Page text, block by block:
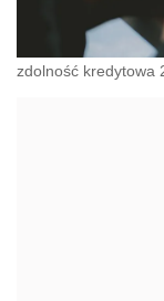
zdolność kredytowa